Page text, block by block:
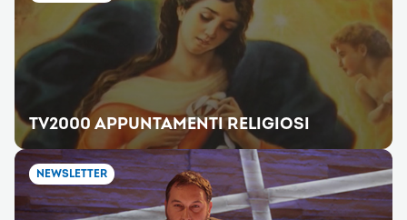
TV2000 APPUNTAMENTI RELIGIOSI
NEWSLETTER